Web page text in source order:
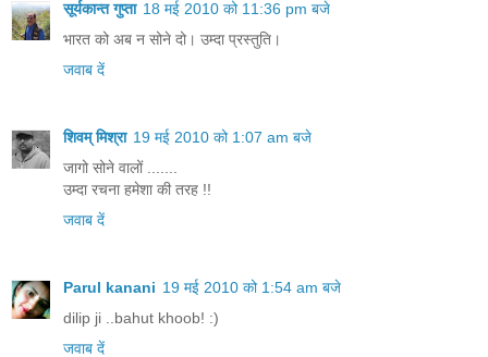
सूर्यकान्त गुप्ता 18 मई 2010 को 11:36 pm बजे
भारत को अब न सोने दो। उम्दा प्रस्तुति।
जवाब दें
शिवम् मिश्रा 19 मई 2010 को 1:07 am बजे
जागो सोने वालों .......
उम्दा रचना हमेशा की तरह !!
जवाब दें
Parul kanani 19 मई 2010 को 1:54 am बजे
dilip ji ..bahut khoob! :)
जवाब दें